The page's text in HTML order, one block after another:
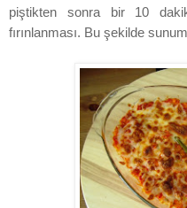
piştikten sonra bir 10
fırınlanması. Bu şekilde